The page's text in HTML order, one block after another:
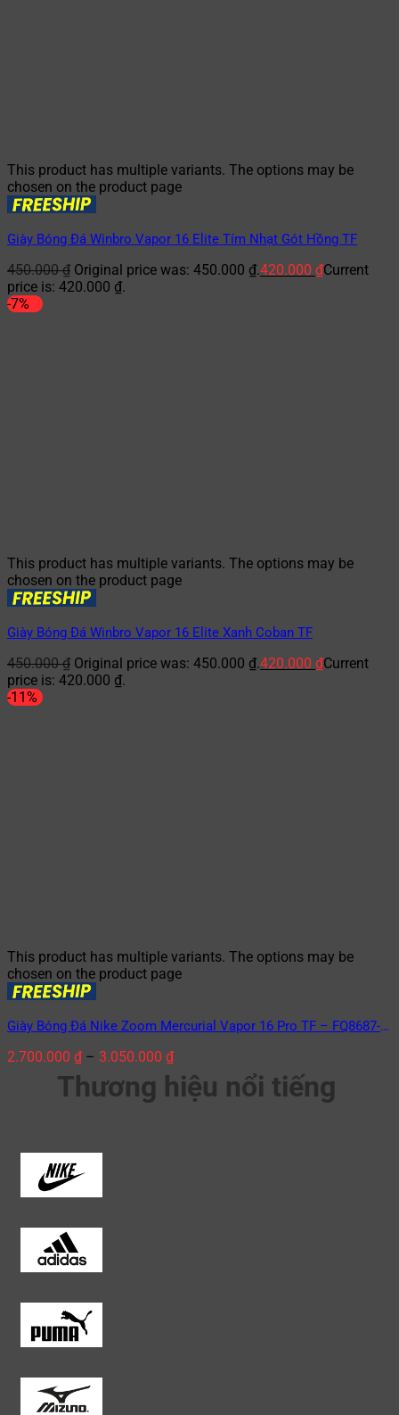
This product has multiple variants. The options may be
chosen on the product page
Giày Bóng Đá Winbro Vapor 16 Elite Tím Nhạt Gót Hồng TF
450.000₫ Original price was: 450.000 ₫.420.000 ₫Current
price is: 420.000 ₫.
-7%
This product has multiple variants. The options may be
chosen on the product page
Giày Bóng Đá Winbro Vapor 16 Elite Xanh Coban TF
450.000₫ Original price was: 450.000 ₫.420.000 ₫Current
price is: 420.000 ₫.
-11%
This product has multiple variants. The options may be
chosen on the product page
Giày Bóng Đá Nike Zoom Mercurial Vapor 16 Pro TF – FQ8687-
2.700.000 ₫– 3.050.000 ₫
Thương hiệu nổi tiếng